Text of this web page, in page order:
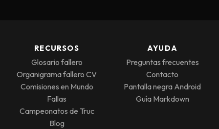
RECURSOS
Glosario fallero
Organigrama fallero CV
Comisiones en Mundo
Fallas
Campeonatos de Truc
Blog
AYUDA
Preguntas frecuentes
Contacto
Pantalla negra Android
Guía Markdown